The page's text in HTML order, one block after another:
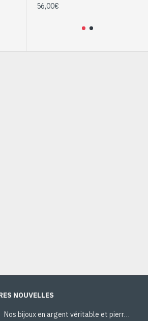
56,00€
NOUVELLES
Nos bijoux en argent véritable et pierres naturelles